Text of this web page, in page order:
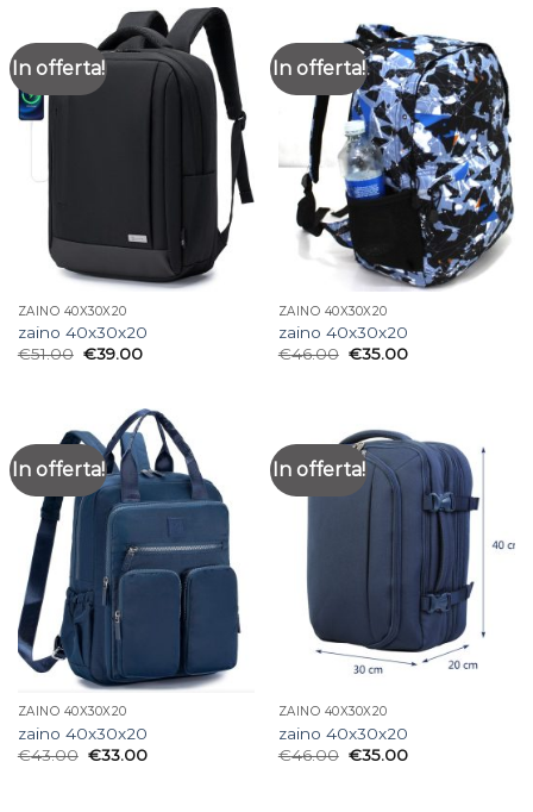
In offerta!
ZAINO 40X30X20
zaino 40x30x20
€51.00 €39.00
In offerta!
ZAINO 40X30X20
zaino 40x30x20
€46.00 €35.00
In offerta!
ZAINO 40X30X20
zaino 40x30x20
€43.00 €33.00
In offerta!
ZAINO 40X30X20
zaino 40x30x20
€46.00 €35.00